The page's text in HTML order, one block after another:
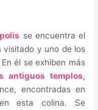
se encuentra el
visitado y uno de los
él se exhiben más
antiguos templos,
encontradas en
esta colina. Se